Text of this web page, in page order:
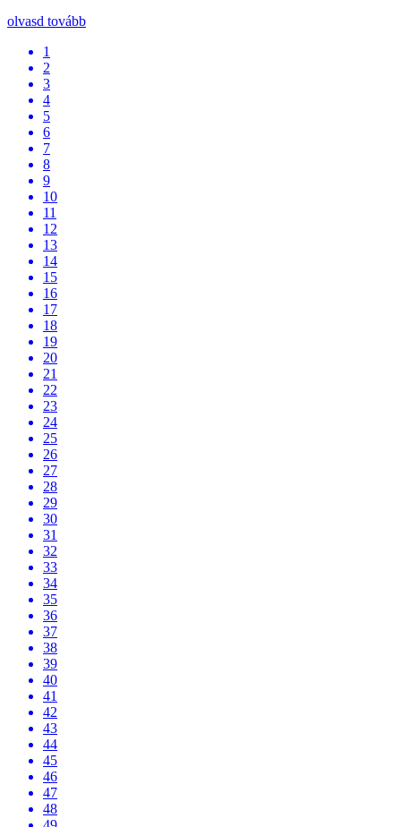
olvasd tovább
1
2
3
4
5
6
7
8
9
10
11
12
13
14
15
16
17
18
19
20
21
22
23
24
25
26
27
28
29
30
31
32
33
34
35
36
37
38
39
40
41
42
43
44
45
46
47
48